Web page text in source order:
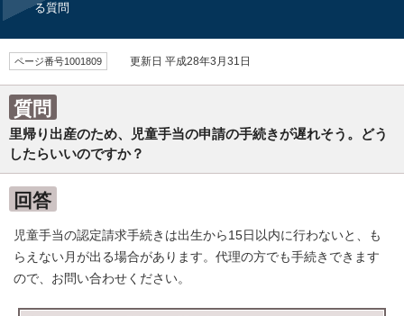
る質問
ページ番号1001809 更新日 平成28年3月31日
質問
里帰り出産のため、児童手当の申請の手続きが遅れそう。どう
したらいいのですか？
回答
児童手当の認定請求手続きは出生から15日以内に行わないと、も
らえない月が出る場合があります。代理の方でも手続きできます
ので、お問い合わせください。